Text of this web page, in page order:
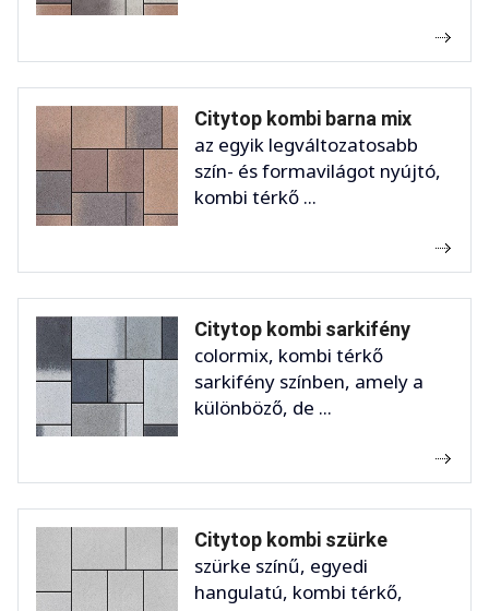
Citytop kombi barna mix
az egyik legváltozatosabb
szín- és formavilágot nyújtó,
kombi térkő ...
Citytop kombi sarkifény
colormix, kombi térkő
sarkifény színben, amely a
különböző, de ...
Citytop kombi szürke
szürke színű, egyedi
hangulatú, kombi térkő,